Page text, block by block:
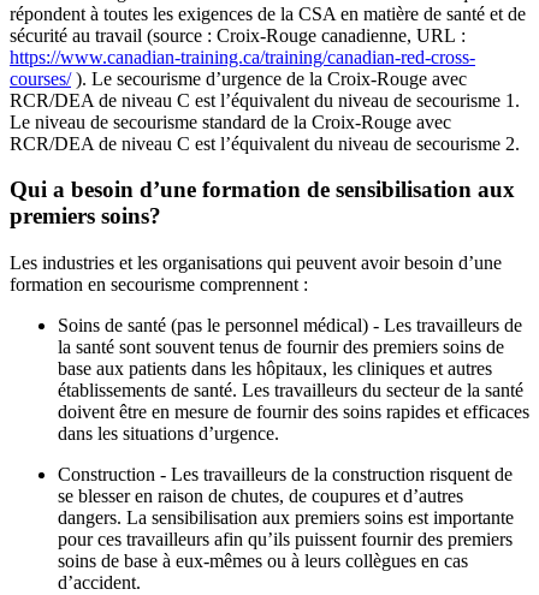
répondent à toutes les exigences de la CSA en matière de santé et de
sécurité au travail (source : Croix‑Rouge canadienne, URL :
https://www.canadian-training.ca/training/canadian-red-cross-
courses/). Le secourisme d’urgence de la Croix-Rouge avec
RCR/DEA de niveau C est l’équivalent du niveau de secourisme 1.
Le niveau de secourisme standard de la Croix-Rouge avec
RCR/DEA de niveau C est l’équivalent du niveau de secourisme 2.
Qui a besoin d’une formation de sensibilisation aux
premiers soins?
Les industries et les organisations qui peuvent avoir besoin d’une
formation en secourisme comprennent :
Soins de santé (pas le personnel médical) - Les travailleurs de
la santé sont souvent tenus de fournir des premiers soins de
base aux patients dans les hôpitaux, les cliniques et autres
établissements de santé. Les travailleurs du secteur de la santé
doivent être en mesure de fournir des soins rapides et efficaces
dans les situations d’urgence.
Construction - Les travailleurs de la construction risquent de
se blesser en raison de chutes, de coupures et d’autres
dangers. La sensibilisation aux premiers soins est importante
pour ces travailleurs afin qu’ils puissent fournir des premiers
soins de base à eux-mêmes ou à leurs collègues en cas
d’accident.